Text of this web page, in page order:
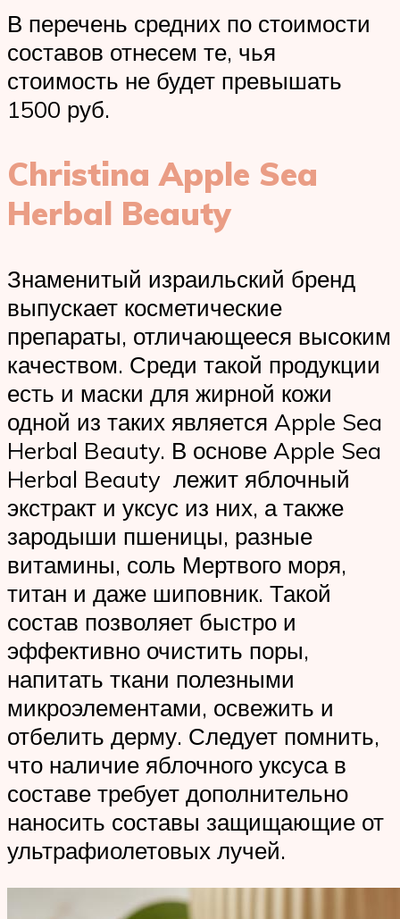
В перечень средних по стоимости
составов отнесем те, чья
стоимость не будет превышать
1500 руб.
Christina Apple Sea
Herbal Beauty
Знаменитый израильский бренд
выпускает косметические
препараты, отличающееся высоким
качеством. Среди такой продукции
есть и маски для жирной кожи
одной из таких является Apple Sea
Herbal Beauty. В основе Apple Sea
Herbal Beauty лежит яблочный
экстракт и уксус из них, а также
зародыши пшеницы, разные
витамины, соль Мертвого моря,
титан и даже шиповник. Такой
состав позволяет быстро и
эффективно очистить поры,
напитать ткани полезными
микроэлементами, освежить и
отбелить дерму. Следует помнить,
что наличие яблочного уксуса в
составе требует дополнительно
наносить составы защищающие от
ультрафиолетовых лучей.